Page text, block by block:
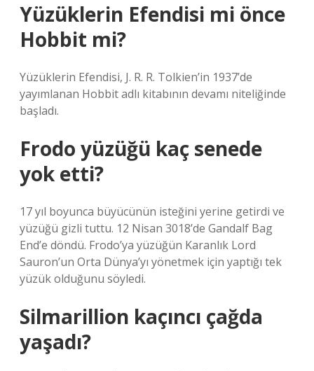
Yüzüklerin Efendisi mi önce
Hobbit mi?
Yüzüklerin Efendisi, J. R. R. Tolkien’in 1937’de
yayımlanan Hobbit adlı kitabının devamı niteliğinde
başladı.
Frodo yüzüğü kaç senede
yok etti?
17 yıl boyunca büyücünün isteğini yerine getirdi ve
yüzüğü gizli tuttu. 12 Nisan 3018’de Gandalf Bag
End’e döndü. Frodo’ya yüzüğün Karanlık Lord
Sauron’un Orta Dünya’yı yönetmek için yaptığı tek
yüzük olduğunu söyledi.
Silmarillion kaçıncı çağda
yaşadı?